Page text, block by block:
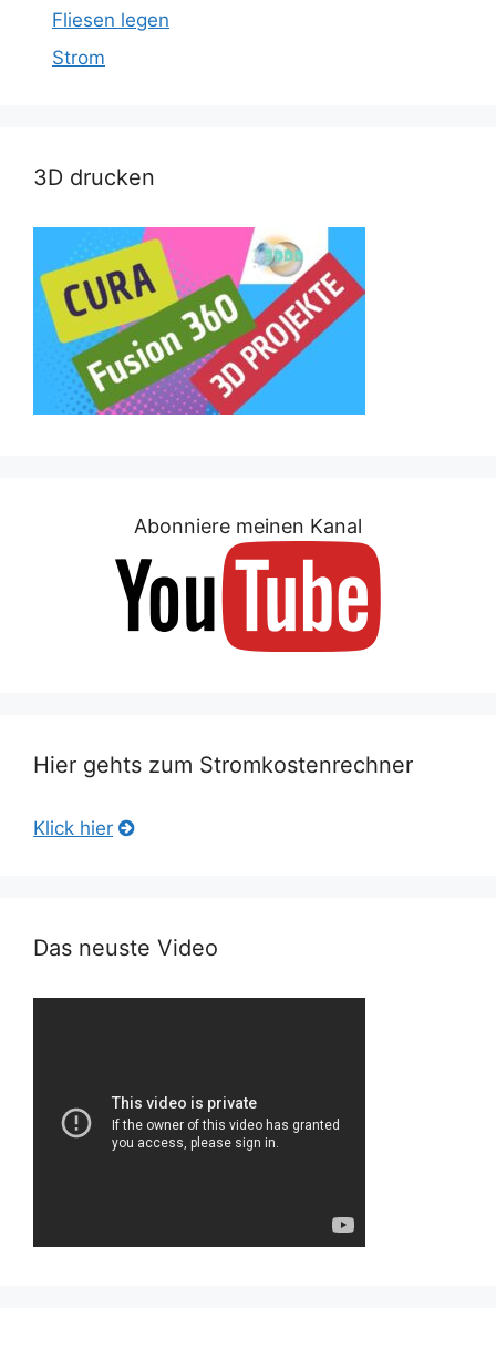
Fliesen legen
Strom
3D drucken
Abonniere meinen Kanal
Hier gehts zum Stromkostenrechner
Klick hier
Das neuste Video